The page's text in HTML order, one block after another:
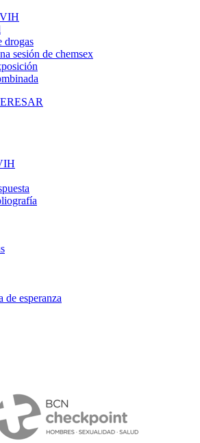
drogas
sesión de chemsex
esperanza